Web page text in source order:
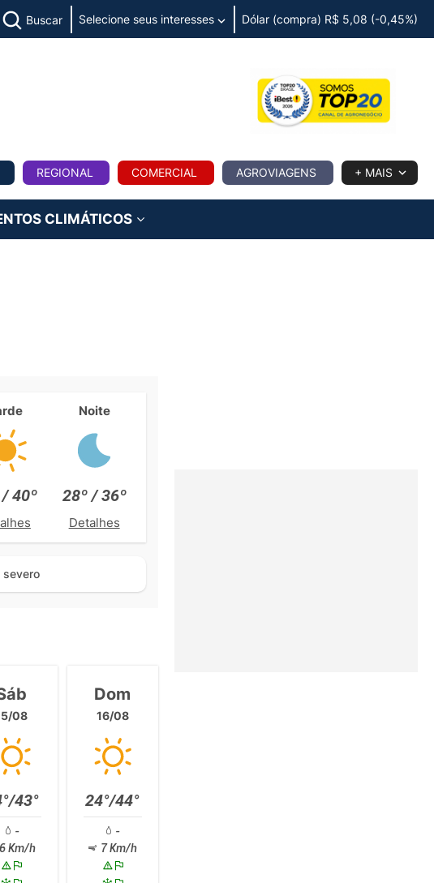
PECUÁRIA
Buscar Selecione seus interesses Dólar (compra) R$ 5,08 (-0,45%)
REGIONAL COMERCIAL AGROVIAGENS + MAIS
CLIMÁTICOS
40º
Noite
28º / 36º
Detalhes
severo
08
43°
-
6 Km/h
Dom
16/08
24°/44°
-
7 Km/h